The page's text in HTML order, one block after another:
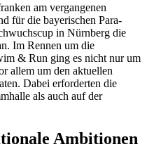
am vergangenen
für die bayerischen Para-
in Nürnberg die
Im Rennen um die
& Run ging es nicht nur um
allem um den aktuellen
Dabei erforderten die
als auch auf der
Ambitionen